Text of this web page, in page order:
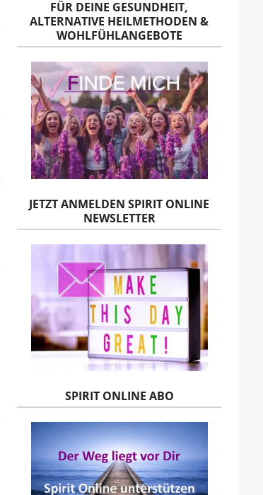
FÜR DEINE GESUNDHEIT,
ALTERNATIVE HEILMETHODEN &
WOHLFÜHLANGEBOTE
JETZT ANMELDEN SPIRIT ONLINE
NEWSLETTER
SPIRIT ONLINE ABO